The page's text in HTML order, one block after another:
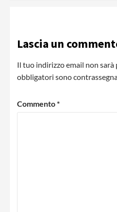
Lascia un
Il tuo indirizzo email non sarà
obbligatori sono
Commento*